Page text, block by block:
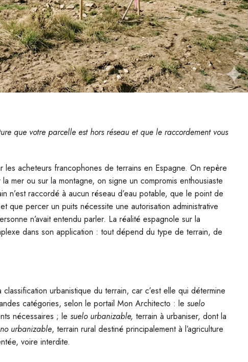
que votre parcelle est hors réseau et que le raccordement vous
les acheteurs francophones de terrains en Espagne. On repère
mer ou sur la montagne, on signe un compromis enthousiaste
n’est raccordé à aucun réseau d’eau potable, que le point de
que percer un puits nécessite une autorisation administrative
n’avait entendu parler. La réalité espagnole sur la
dans son application : tout dépend du type de terrain, de
urbanistique du terrain, car c’est elle qui détermine
catégories, selon le portail Mon Architecto : le suelo
nécessaires ; le suelo urbanizable, terrain à urbaniser, dont la
urbanizable, terrain rural destiné principalement à l’agriculture
voire interdite.